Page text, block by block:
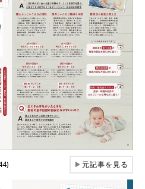
▶元記事を見る